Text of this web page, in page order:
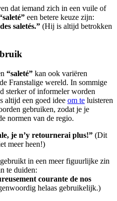
dat iemand zich in een vuile of
een betere keuze zijn:
saletés.” (Hij is altijd betrokken
“saleté” kan ook variëren
Franstalige wereld. In sommige
sterker of informeler worden
altijd een goed idee om te luisteren
gebruiken, zodat je je
normen van de regio.
je n’y retournerai plus!” (Dit
meer heen!)
in een meer figuurlijke zin
te duiden:
courante de nos
helaas gebruikelijk.)